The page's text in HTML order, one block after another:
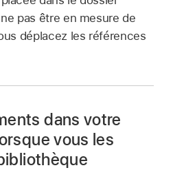
pas être en mesure de
déplacez les références
dans votre
vous les